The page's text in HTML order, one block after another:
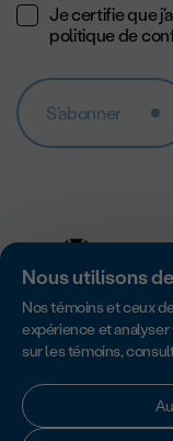
Nous utilisons
Nos témoins et ceux
expérience et
sur les témoins,
Je certifie que
politique de
S'abonner
Accredité par Imagine
sans but lucratif.